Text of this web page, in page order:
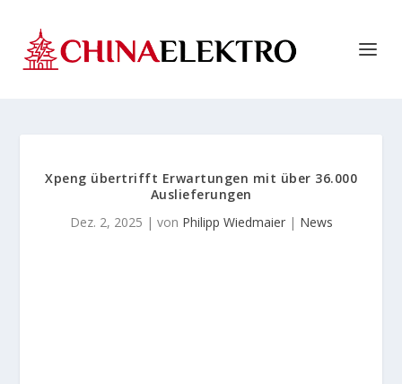
Xpeng übertrifft Erwartungen mit über 36.000
Auslieferungen
Dez. 2, 2025 | von Philipp Wiedmaier| News